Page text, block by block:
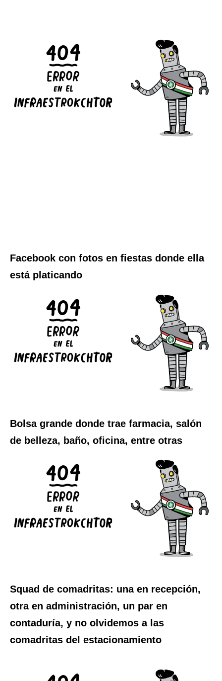
Facebook con fotos en fiestas donde ella
está platicando
Bolsa grande donde trae farmacia, salón
de belleza, baño, oficina, entre otras
Squad de comadritas: una en recepción,
otra en administración, un par en
contaduría, y no olvidemos a las
comadritas del estacionamiento